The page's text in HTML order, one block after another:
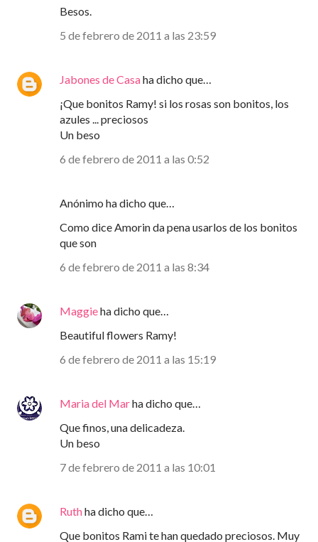
Besos.
5 de febrero de 2011 a las 23:59
Jabones de Casaha dicho que…
¡Que bonitos Ramy! si los rosas son bonitos, los
azules ... preciosos
Un beso
6 de febrero de 2011 a las 0:52
Anónimo ha dicho que…
Como dice Amorin da pena usarlos de los bonitos
que son
6 de febrero de 2011 a las 8:34
Maggieha dicho que…
Beautiful flowers Ramy!
6 de febrero de 2011 a las 15:19
Maria del Marha dicho que…
Que finos, una delicadeza.
Un beso
7 de febrero de 2011 a las 10:01
Ruthha dicho que…
Que bonitos Rami te han quedado preciosos. Muy